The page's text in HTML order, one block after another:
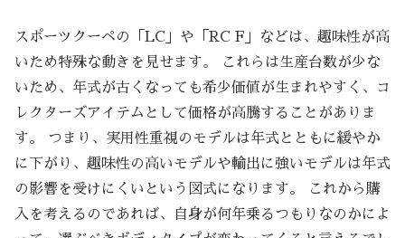
スポーツクーペの「LC」や「RC F」などは、趣味性が高
いため特殊な動きを見せます。 これらは生産台数が少な
いため、年式が古くなっても希少価値が生まれやすく、コ
レクターズアイテムとして価格が高騰することがありま
す。 つまり、実用性重視のモデルは年式とともに緩やか
に下がり、趣味性の高いモデルや輸出に強いモデルは年式
の影響を受けにくいという図式になります。 これから購
入を考えるのであれば、自身が何年乗るつもりなのかによ